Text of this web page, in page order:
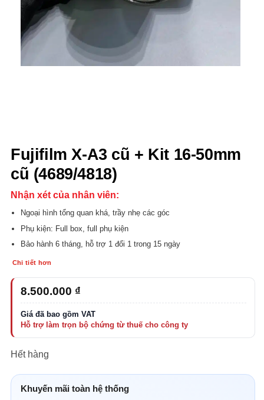
Fujifilm X-A3 cũ + Kit 16-50mm
cũ (4689/4818)
Nhận xét của nhân viên:
Ngoại hình tổng quan khá, trầy nhẹ các góc
Phụ kiện: Full box, full phụ kiện
Bảo hành 6 tháng, hỗ trợ 1 đổi 1 trong 15 ngày
Chi tiết hơn
8.500.000 ₫
Hết hàng
Khuyến mãi toàn hệ thống